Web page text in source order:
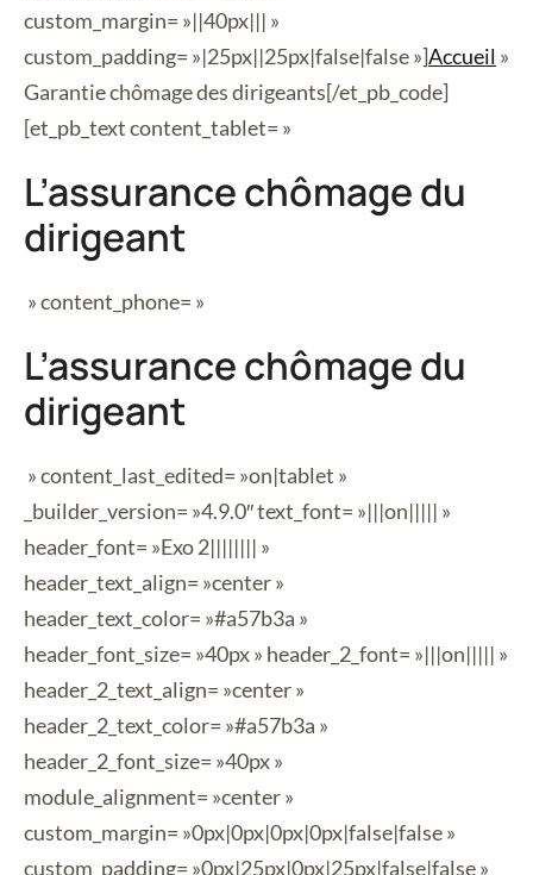
custom_margin= »||40px||| »
custom_padding= »|25px||25px|false|false »]Accueil »
Garantie chômage des dirigeants[/et_pb_code]
[et_pb_text content_tablet= »
L’assurance chômage du
dirigeant
» content_phone= »
L’assurance chômage du
dirigeant
» content_last_edited= »on|tablet »
_builder_version= »4.9.0″ text_font= »|||on||||| »
header_font= »Exo 2|||||||| »
header_text_align= »center »
header_text_color= »#a57b3a »
header_font_size= »40px » header_2_font= »|||on||||| »
header_2_text_align= »center »
header_2_text_color= »#a57b3a »
header_2_font_size= »40px »
module_alignment= »center »
custom_margin= »0px|0px|0px|0px|false|false »
custom_padding= »0px|25px|0px|25px|false|false »